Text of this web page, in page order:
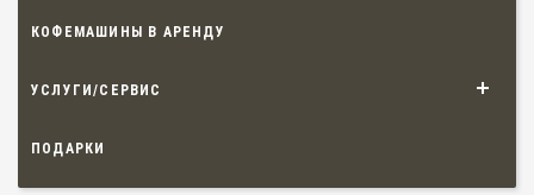
КОФЕМАШИНЫ В АРЕНДУ
УСЛУГИ/СЕРВИС
ПОДАРКИ